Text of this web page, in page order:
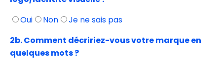
Oui
Non
Je ne sais pas
2b. Comment décririez-vous votre marque en
quelques mots ?